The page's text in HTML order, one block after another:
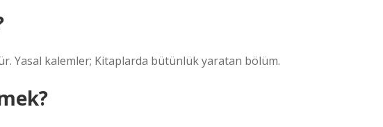
Yasal kalemler; Kitaplarda bütünlük yaratan bölüm.